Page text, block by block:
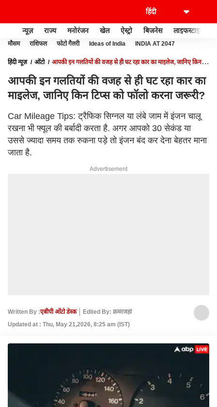
न्यूज़ राज्य मनोरंजन खेल ऐस्ट्रो बिजनेस लाइफस्टाइल
मौसम राशिफल फोटो गैलरी Ideas of India INDIA AT 2047
हिंदी न्यूज़ ऑटो
आपकी इन गलतियों की वजह से ही घट रहा कार का माइलेज, जानिए किन
आपकी इन गलतियों की वजह से ही घट रहा कार का
माइलेज, जानिए किन टिप्स को फॉलो करना जरूरी?
Car Mileage Tips: ट्रैफिक सिग्नल या लंबे जाम में इंजन चालू
रखना भी फ्यूल की बर्बादी करता है. अगर आपको 30 सेकंड या
उससे ज्यादा समय तक रुकना पड़े तो इंजन बंद कर देना बेहतर माना
जाता है.
Advertisement
Written By :एबीपी ऑटो डेस्क
Edited By: क़मरजहां
Updated at : Thu, May 21,2026, 8:25 am (IST)